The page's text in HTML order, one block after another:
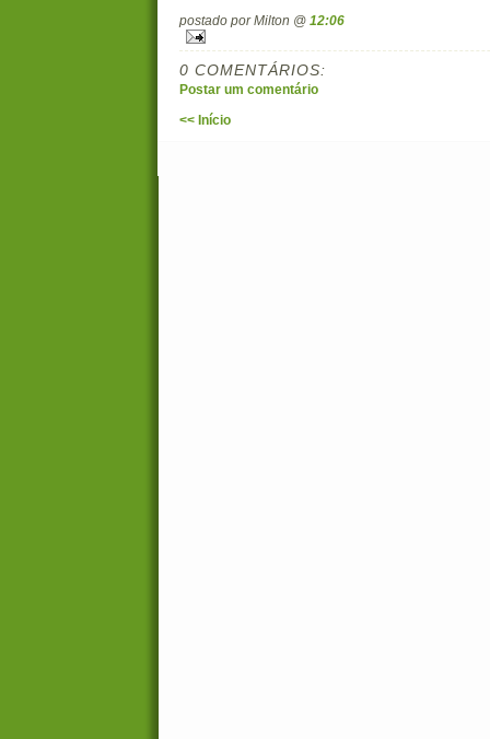
postado por Milton @ 12:06
0 COMENTÁRIOS:
Postar um comentário
<< Início